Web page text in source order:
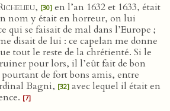
, [30] en l’an 1632 et 1633, était
nom y était en horreur, on lui
qui se faisait de mal dans l’Europe ;
disait de lui : ce capelan me donne
tout le reste de la chrétienté. Si le
pour lors, il l’eût fait de bon
de fort bons amis, entre
Bagni, [32] avec lequel il était en
[7]